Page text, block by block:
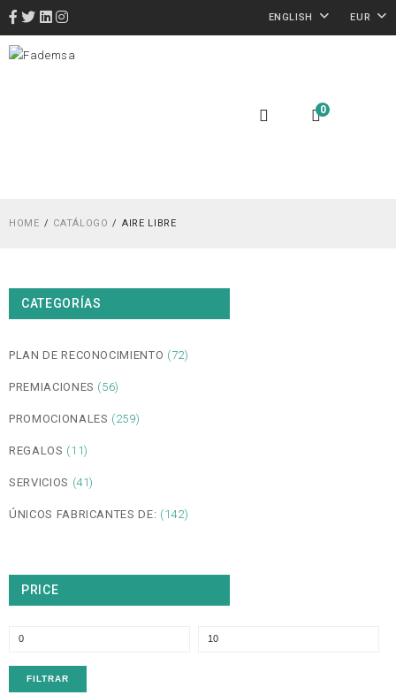
ENGLISH EUR
0
HOME CATÁLOGO AIRE LIBRE
CATEGORÍAS
PLAN DE RECONOCIMIENTO (72)
PREMIACIONES (56)
PROMOCIONALES (259)
REGALOS (11)
SERVICIOS (41)
ÚNICOS FABRICANTES DE: (142)
PRICE
FILTRAR